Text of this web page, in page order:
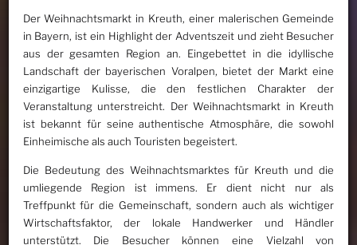
Der Weihnachtsmarkt in Kreuth, einer malerischen Gemeinde
in Bayern, ist ein Highlight der Adventszeit und zieht Besucher
aus der gesamten Region an. Eingebettet in die idyllische
Landschaft der bayerischen Voralpen, bietet der Markt eine
einzigartige Kulisse, die den festlichen Charakter der
Veranstaltung unterstreicht. Der Weihnachtsmarkt in Kreuth
ist bekannt für seine authentische Atmosphäre, die sowohl
Einheimische als auch Touristen begeistert.
Die Bedeutung des Weihnachtsmarktes für Kreuth und die
umliegende Region ist immens. Er dient nicht nur als
Treffpunkt für die Gemeinschaft, sondern auch als wichtiger
Wirtschaftsfaktor, der lokale Handwerker und Händler
unterstützt. Die Besucher können eine Vielzahl von